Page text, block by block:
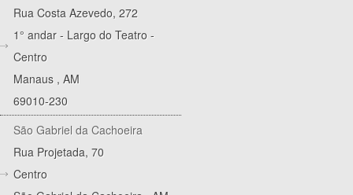
Rua Costa Azevedo, 272
1° andar - Largo do Teatro -
Centro
Manaus , AM
69010-230
São Gabriel da Cachoeira
Rua Projetada, 70
Centro